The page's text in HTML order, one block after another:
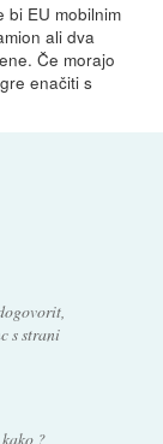
bi EU mobilnim
ali dva
Če morajo
enačiti s
s strani
?